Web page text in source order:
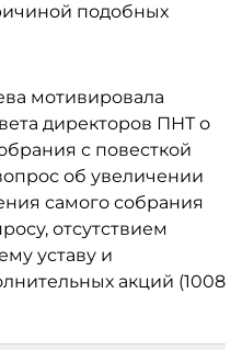
подобных
мотивировала
директоров ПНТ о
с повесткой
об увеличении
самого собрания
отсутствием
уставу и
акций (1008